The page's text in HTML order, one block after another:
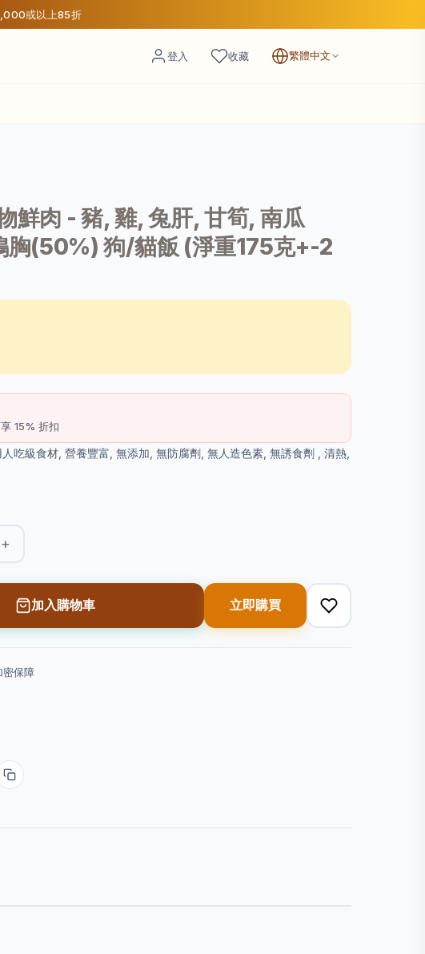
或以上85折
登入 收藏 繁體中文
鮮肉 - 豬, 雞, 兔肝, 甘筍, 南瓜
(50%) 狗/貓飯 (淨重175克+-2
15% 折扣
吃級食材, 營養豐富, 無添加, 無防腐劑, 無人造色素, 無誘食劑 , 清熱,
+
加入購物車 立即購買
密保障